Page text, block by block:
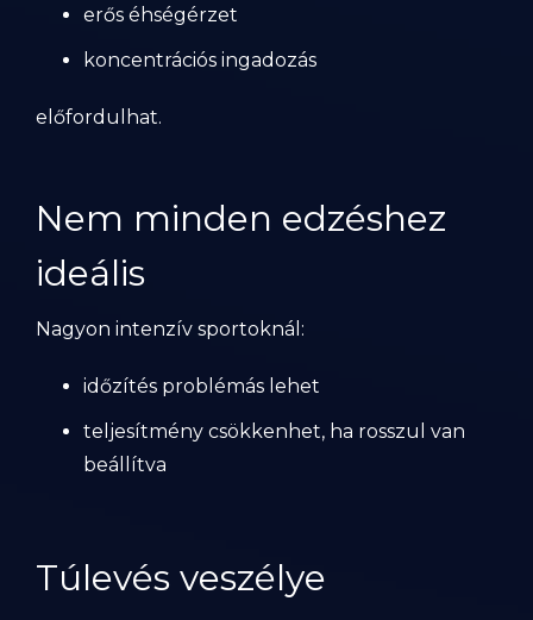
erős éhségérzet
koncentrációs ingadozás
előfordulhat.
Nem minden edzéshez
ideális
Nagyon intenzív sportoknál:
időzítés problémás lehet
teljesítmény csökkenhet, ha rosszul van
beállítva
Túlevés veszélye